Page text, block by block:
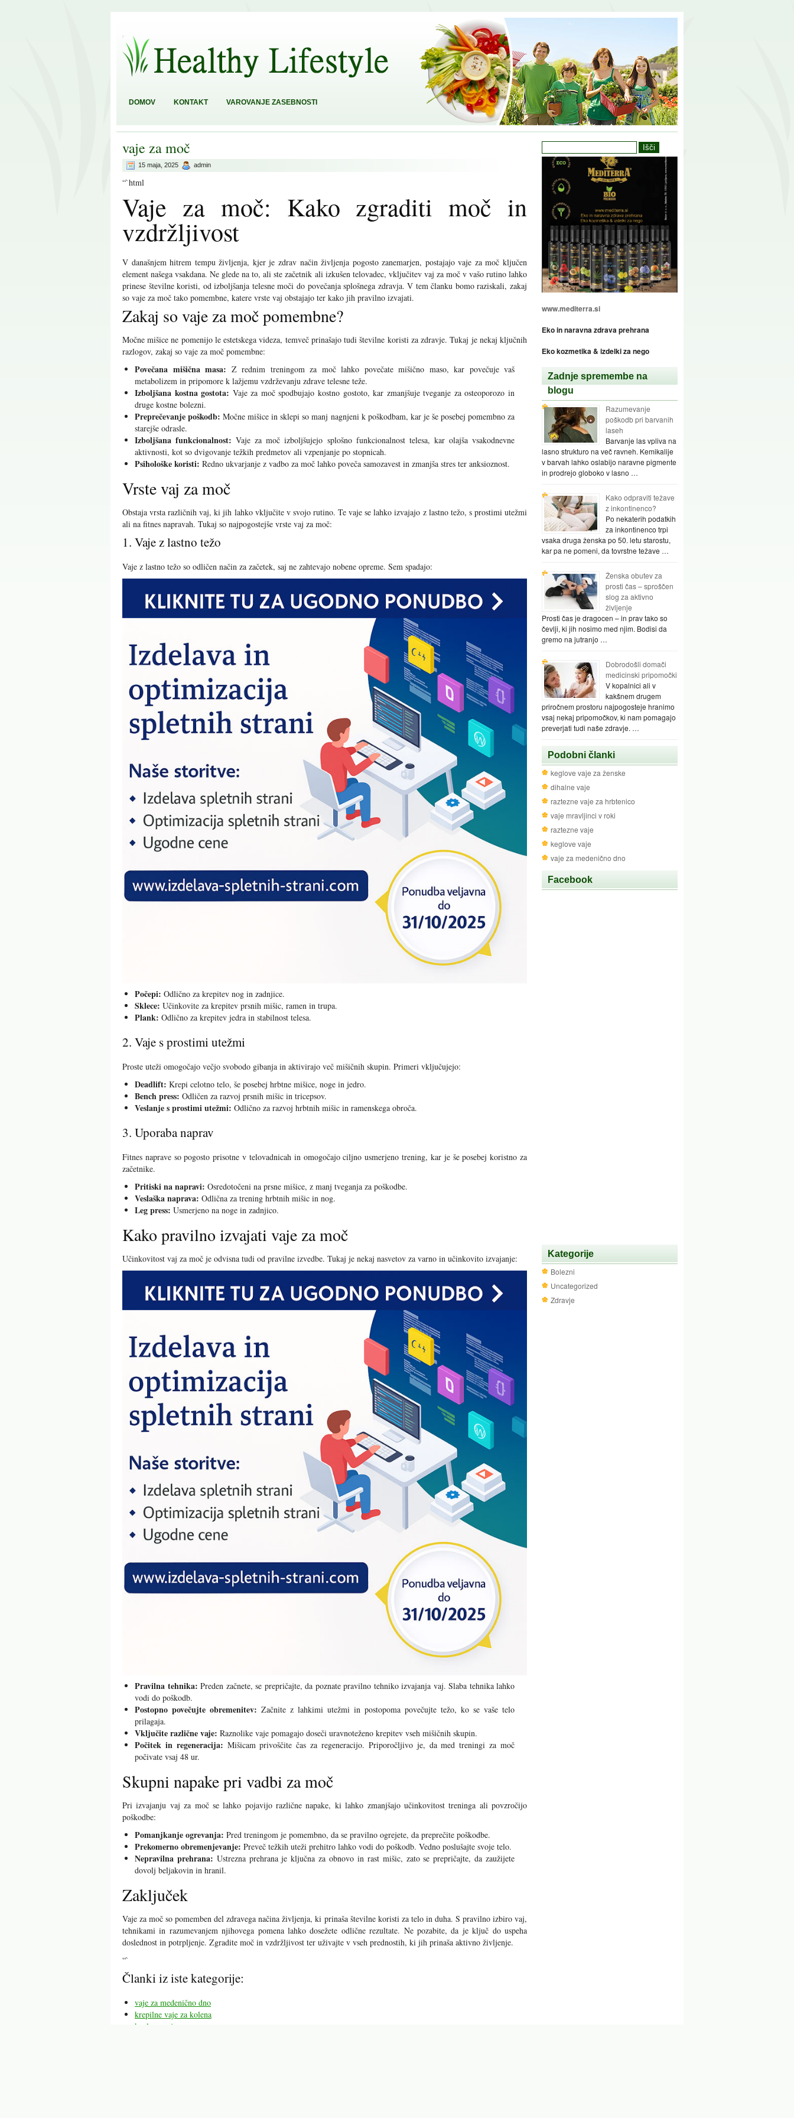
DOMOV KONTAKT VAROVANJE ZASEBNOSTI
vaje za moč
15 maja, 2025 admin
“`html
Vaje za moč: Kako zgraditi moč in
vzdržljivost
V današnjem hitrem tempu življenja, kjer je zdrav način življenja pogosto zanemarjen, postajajo vaje za moč ključen
element našega vsakdana. Ne glede na to, ali ste začetnik ali izkušen telovadec, vključitev vaj za moč v vašo rutino lahko
prinese številne koristi, od izboljšanja telesne moči do povečanja splošnega zdravja. V tem članku bomo raziskali, zakaj
so vaje za moč tako pomembne, katere vrste vaj obstajajo ter kako jih pravilno izvajati.
Zakaj so vaje za moč pomembne?
Močne mišice ne pomenijo le estetskega videza, temveč prinašajo tudi številne koristi za zdravje. Tukaj je nekaj ključnih
razlogov, zakaj so vaje za moč pomembne:
Povečana mišična masa: Z rednim treningom za moč lahko povečate mišično maso, kar povečuje vaš
metabolizem in pripomore k lažjemu vzdrževanju zdrave telesne teže.
Izboljšana kostna gostota: Vaje za moč spodbujajo kostno gostoto, kar zmanjšuje tveganje za osteoporozo in
druge kostne bolezni.
Preprečevanje poškodb: Močne mišice in sklepi so manj nagnjeni k poškodbam, kar je še posebej pomembno za
starejše odrasle.
Izboljšana funkcionalnost: Vaje za moč izboljšujejo splošno funkcionalnost telesa, kar olajša vsakodnevne
aktivnosti, kot so dvigovanje težkih predmetov ali vzpenjanje po stopnicah.
Psihološke koristi: Redno ukvarjanje z vadbo za moč lahko poveča samozavest in zmanjša stres ter anksioznost.
Vrste vaj za moč
Obstaja vrsta različnih vaj, ki jih lahko vključite v svojo rutino. Te vaje se lahko izvajajo z lastno težo, s prostimi utežmi
ali na fitnes napravah. Tukaj so najpogostejše vrste vaj za moč:
1. Vaje z lastno težo
Vaje z lastno težo so odličen način za začetek, saj ne zahtevajo nobene opreme. Sem spadajo:
Počepi: Odlično za krepitev nog in zadnjice.
Sklece: Učinkovite za krepitev prsnih mišic, ramen in trupa.
Plank: Odlično za krepitev jedra in stabilnost telesa.
2. Vaje s prostimi utežmi
Proste uteži omogočajo večjo svobodo gibanja in aktivirajo več mišičnih skupin. Primeri vključujejo:
Deadlift: Krepi celotno telo, še posebej hrbtne mišice, noge in jedro.
Bench press: Odličen za razvoj prsnih mišic in tricepsov.
Veslanje s prostimi utežmi: Odlično za razvoj hrbtnih mišic in ramenskega obroča.
3. Uporaba naprav
Fitnes naprave so pogosto prisotne v telovadnicah in omogočajo ciljno usmerjeno trening, kar je še posebej koristno za
začetnike.
Pritiski na napravi: Osredotočeni na prsne mišice, z manj tveganja za poškodbe.
Veslaška naprava: Odlična za trening hrbtnih mišic in nog.
Leg press: Usmerjeno na noge in zadnjico.
Kako pravilno izvajati vaje za moč
Učinkovitost vaj za moč je odvisna tudi od pravilne izvedbe. Tukaj je nekaj nasvetov za varno in učinkovito izvajanje:
Pravilna tehnika: Preden začnete, se prepričajte, da poznate pravilno tehniko izvajanja vaj. Slaba tehnika lahko
vodi do poškodb.
Postopno povečujte obremenitev: Začnite z lahkimi utežmi in postopoma povečujte težo, ko se vaše telo
prilagaja.
Vključite različne vaje: Raznolike vaje pomagajo doseči uravnoteženo krepitev vseh mišičnih skupin.
Počitek in regeneracija: Mišicam privoščite čas za regeneracijo. Priporočljivo je, da med treningi za moč
počivate vsaj 48 ur.
Skupni napake pri vadbi za moč
Pri izvajanju vaj za moč se lahko pojavijo različne napake, ki lahko zmanjšajo učinkovitost treninga ali povzročijo
poškodbe:
Pomanjkanje ogrevanja: Pred treningom je pomembno, da se pravilno ogrejete, da preprečite poškodbe.
Prekomerno obremenjevanje: Preveč težkih uteži prehitro lahko vodi do poškodb. Vedno poslušajte svoje telo.
Nepravilna prehrana: Ustrezna prehrana je ključna za obnovo in rast mišic, zato se prepričajte, da zaužijete
dovolj beljakovin in hranil.
Zaključek
Vaje za moč so pomemben del zdravega načina življenja, ki prinaša številne koristi za telo in duha. S pravilno izbiro vaj,
tehnikami in razumevanjem njihovega pomena lahko dosežete odlične rezultate. Ne pozabite, da je ključ do uspeha
doslednost in potrpljenje. Zgradite moč in vzdržljivost ter uživajte v vseh prednostih, ki jih prinaša aktivno življenje.
“`
Članki iz iste kategorije:
vaje za medenično dno
krepilne vaje za kolena
keglove vaje
www.mediterra.si
Eko in naravna zdrava prehrana
Eko kozmetika & izdelki za nego
Zadnje spremembe na
blogu
Razumevanje
poškodb pri barvanih
laseh
Barvanje las vpliva na
lasno strukturo na več ravneh. Kemikalije
v barvah lahko oslabijo naravne pigmente
in prodrejo globoko v lasno …
Kako odpraviti težave
z inkontinenco?
Po nekaterih podatkih
za inkontinenco trpi
vsaka druga ženska po 50. letu starostu,
kar pa ne pomeni, da tovrstne težave …
Ženska obutev za
prosti čas – sproščen
slog za aktivno
življenje
Prosti čas je dragocen – in prav tako so
čevlji, ki jih nosimo med njim. Bodisi da
gremo na jutranjo …
Dobrodošli domači
medicinski pripomočki
V kopalnici ali v
kakšnem drugem
priročnem prostoru najpogosteje hranimo
vsaj nekaj pripomočkov, ki nam pomagajo
preverjati tudi naše zdravje. …
Podobni članki
keglove vaje za ženske
dihalne vaje
raztezne vaje za hrbtenico
vaje mravljinci v roki
raztezne vaje
keglove vaje
vaje za medenično dno
Facebook
Kategorije
Bolezni
Uncategorized
Zdravje